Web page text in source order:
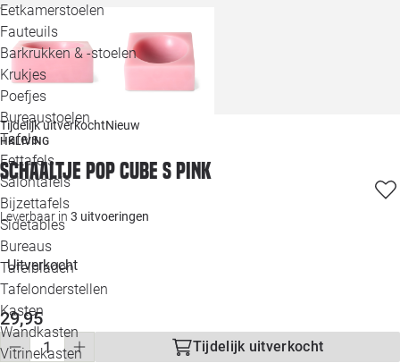
Eetkamerstoelen
Fauteuils
Barkrukken & -stoelen
Krukjes
Poefjes
Bureaustoelen
Tafels
Eettafels
Salontafels
Bijzettafels
Sidetables
Bureaus
Tafelbladen
Tafelonderstellen
Kasten
Wandkasten
Vitrinekasten
Tijdelijk uitverkochtNieuw
HKLIVING
Schaaltje Pop cube S pink
Leverbaar in 3 uitvoeringen
Uitverkocht
29,95
Tijdelijk uitverkocht